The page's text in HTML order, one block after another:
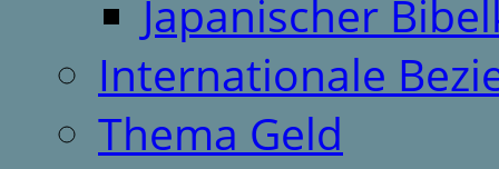
Japanischer
Internationale
Thema Geld